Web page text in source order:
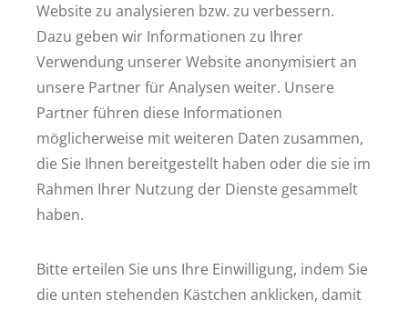
Wohnort
Ihre Nachricht
Ich bin damit einverstanden, dass meine oben genannten Daten für den Zeitraum
ABSCHICKEN
* Zur Bearbeitung Ihrer Anfrage müssen alle mit einem Sternchen markierten Felder
Fußzeile der Webseite
Adresse
Website zu analysieren bzw. zu verbessern.
Dazu geben wir Informationen zu Ihrer
Verwendung unserer Website anonymisiert an
unsere Partner für Analysen weiter. Unsere
Partner führen diese Informationen
möglicherweise mit weiteren Daten zusammen,
die Sie Ihnen bereitgestellt haben oder die sie im
Rahmen Ihrer Nutzung der Dienste gesammelt
haben.
Bitte erteilen Sie uns Ihre Einwilligung, indem Sie
die unten stehenden Kästchen anklicken, damit